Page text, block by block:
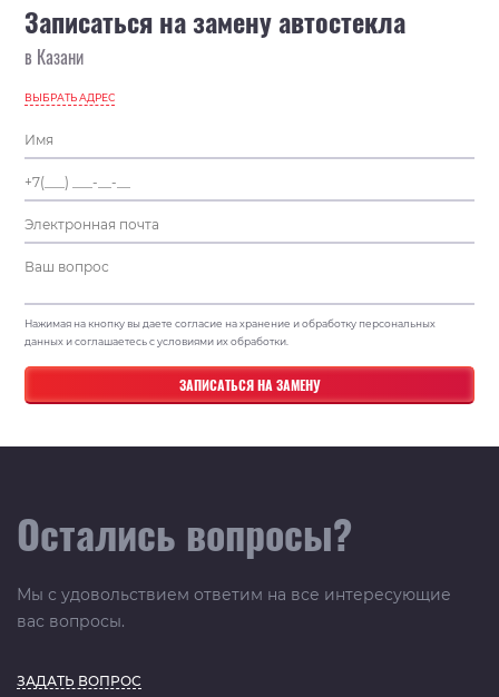
Записаться на замену автостекла
в Казани
ВЫБРАТЬ АДРЕС
Нажимая на кнопку вы даете согласие на хранение и обработку персональных
данных и соглашаетесь с условиями их обработки.
Остались вопросы?
Мы с удовольствием ответим на все интересующие
вас вопросы.
ЗАДАТЬ ВОПРОС